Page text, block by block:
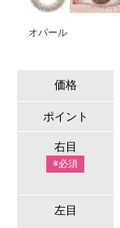
オパール
価格
ポイント
右目
※必須
左目